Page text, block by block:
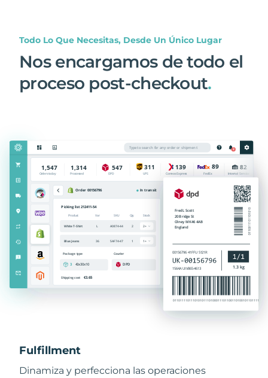
Todo Lo Que Necesitas, Desde Un Único Lugar
Nos encargamos de todo el
proceso post-checkout.
Fulfillment
Dinamiza y perfecciona las operaciones